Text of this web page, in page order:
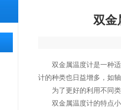
双金
双金属温度计是一种适
计的种类也日益增多，如
为了更好的利用不同类
双金属温度计的特点小